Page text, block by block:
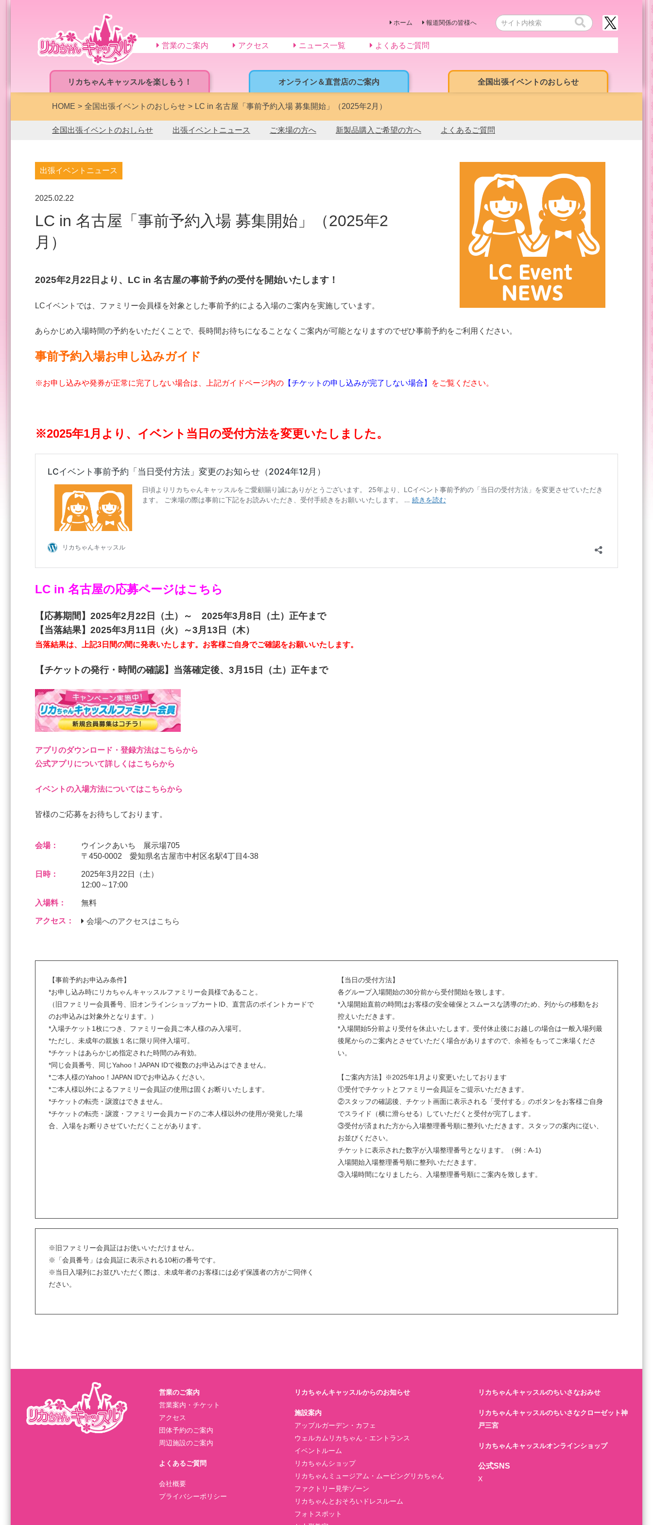
リカちゃんキャッスルを楽しもう！ オンライン＆直営店のご案内 全国出張イベントのおしらせ
ホーム 報道関係の皆様へ
営業のご案内 アクセス ニュース一覧 よくあるご質問
HOME 全国出張イベントのおしらせ LC in 名古屋「事前予約入場 募集開始」（2025年2月）
全国出張イベントのおしらせ 出張イベントニュース ご来場の方へ 新製品購入ご希望の方へ よくあるご質問
出張イベントニュース
2025.02.22
LC in 名古屋「事前予約入場 募集開始」（2025年2
月）
2025年2月22 日より、LC in 名古屋の事前予約の受付を開始いたします！
LCイベントでは、ファミリー会員様を対象とした事前予約による入場のご案内を実施しています。
あらかじめ入場時間の予約をいただくことで、長時間お待ちになることなくご案内が可能となりますのでぜひ事前予約をご利用ください。
事前予約入場お申し込みガイド
※お申し込みや発券が正常に完了しない場合は、上記ガイドページ内の 【チケットの申し込みが完了しない場合】 をご覧ください。
※2025年1月より、イベント当日の受付方法を変更いたしました。
LC in 名古屋の応募ページはこちら
【応募期間】2025年2月22日（土）～ 2025年3月8日（土）正午まで
【当落結果】2025年3月11日（火）～3月13日（木）
当落結果は、上記3日間の間に発表いたします。お客様ご自身でご確認をお願いいたします。
【チケットの発行・時間の確認】当落確定後、3月15日（土）正午まで
アプリのダウンロード・登録方法はこちらから
公式アプリについて詳しくはこちらから
イベントの入場方法についてはこちらから
皆様のご応募をお待ちしております。
会場：
ウインクあいち 展示場705
〒450-0002 愛知県名古屋市中村区名駅4丁目4-38
日時：
2025年3月22日（土）
12:00～17:00
入場料： 無料
アクセス： 会場へのアクセスはこちら
【事前予約お申込み条件】
*お申し込み時にリカちゃんキャッスルファミリー会員様であること。
（旧ファミリー会員番号、旧オンラインショップカートID、直営店のポイントカードで
のお申込みは対象外となります。）
*入場チケット1枚につき、ファミリー会員ご本人様のみ入場可。
*ただし、未成年の親族１名に限り同伴入場可。
*チケットはあらかじめ指定された時間のみ有効。
*同じ会員番号、同じYahoo！JAPAN IDで複数のお申込みはできません。
*ご本人様のYahoo！JAPAN IDでお申込みください。
*ご本人様以外によるファミリー会員証の使用は固くお断りいたします。
*チケットの転売・譲渡はできません。
*チケットの転売・譲渡・ファミリー会員カードのご本人様以外の使用が発覚した場
合、入場をお断りさせていただくことがあります。
【当日の受付方法】
各グループ入場開始の30分前から受付開始を致します。
*入場開始直前の時間はお客様の安全確保とスムースな誘導のため、列からの移動をお
控えいただきます。
*入場開始5分前より受付を休止いたします。受付休止後にお越しの場合は一般入場列最
後尾からのご案内とさせていただく場合がありますので、余裕をもってご来場くださ
い。
【ご案内方法】※2025年1月より変更いたしております
①受付でチケットとファミリー会員証をご提示いただきます。
②スタッフの確認後、チケット画面に表示される「受付する」のボタンをお客様ご自身
でスライド（横に滑らせる）していただくと受付が完了します。
③受付が済まれた方から入場整理番号順に整列いただきます。スタッフの案内に従い、
お並びください。
チケットに表示された数字が入場整理番号となります。（例：A-1)
入場開始入場整理番号順に整列いただきます。
③入場時間になりましたら、入場整理番号順にご案内を致します。
※旧ファミリー会員証はお使いいただけません。
※「会員番号」は会員証に表示される10桁の番号です。
※当日入場列にお並びいただく際は、未成年者のお客様には必ず保護者の方がご同伴く
ださい。
営業のご案内
営業案内・チケット
アクセス
団体予約のご案内
周辺施設のご案内
よくあるご質問
会社概要
プライバシーポリシー
リカちゃんキャッスルからのお知らせ
施設案内
アップルガーデン・カフェ
ウェルカムリカちゃん・エントランス
イベントルーム
リカちゃんショップ
リカちゃんミュージアム・ムービングリカちゃん
ファクトリー見学ゾーン
リカちゃんとおそろいドレスルーム
フォトスポット
リカちゃんキャッスルのちいさなおみせ
リカちゃんキャッスルのちいさなクローゼット神
戸三宮
リカちゃんキャッスルオンラインショップ
公式SNS
X